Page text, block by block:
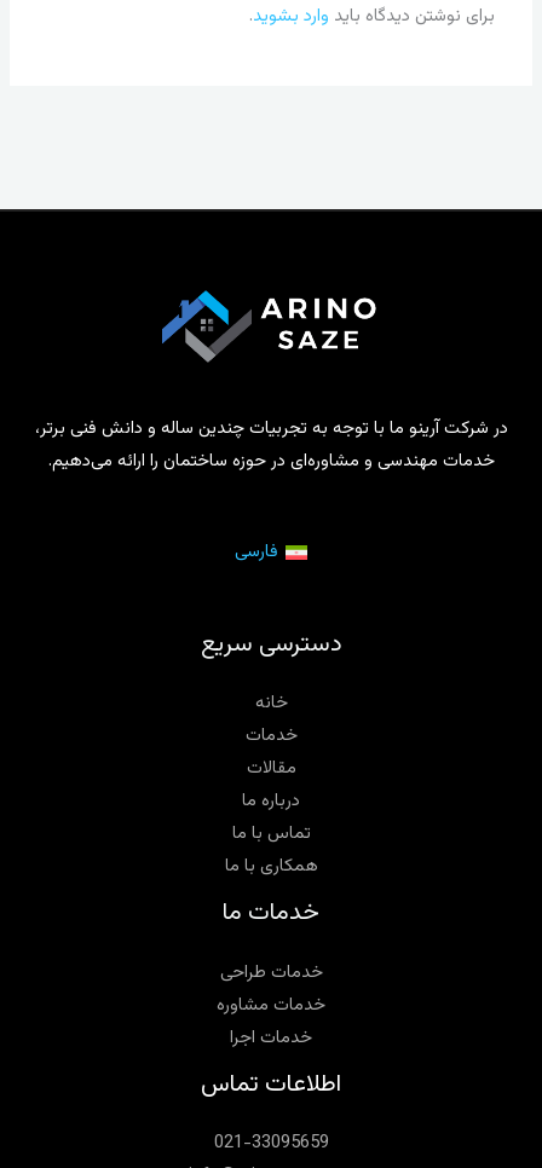
برای نوشتن دیدگاه باید وارد بشوید.
در شرکت آرینو ما با توجه به تجربیات چندین ساله و دانش فنی برتر،
خدمات مهندسی و مشاوره‌ای در حوزه ساختمان را ارائه می‌دهیم.
فارسی
دسترسی سریع
خانه
خدمات
مقالات
درباره ما
تماس با ما
همکاری با ما
خدمات ما
خدمات طراحی
خدمات مشاوره‌
خدمات اجرا
اطلاعات تماس
021-33095659